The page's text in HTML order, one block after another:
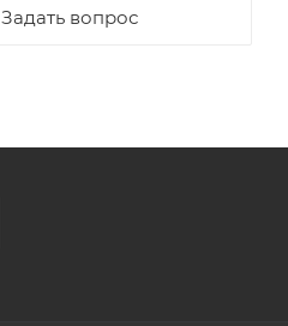
Задать вопрос